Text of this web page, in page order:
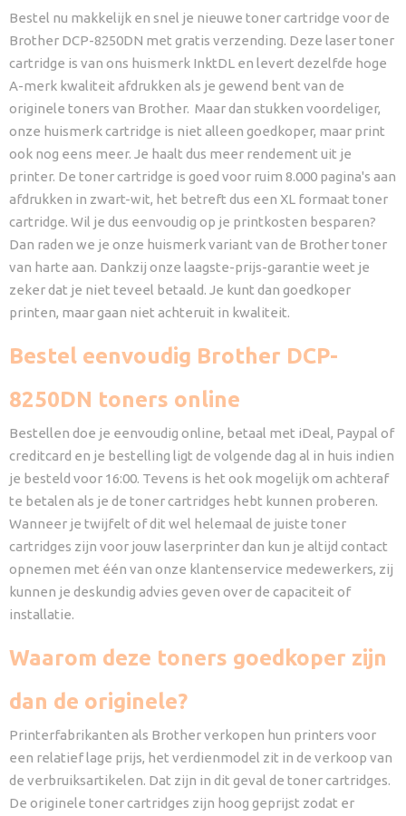
Bestel nu makkelijk en snel je nieuwe toner cartridge voor de
Brother DCP-8250DN met gratis verzending. Deze laser toner
cartridge is van ons huismerk InktDL en levert dezelfde hoge
A-merk kwaliteit afdrukken als je gewend bent van de
originele toners van Brother. Maar dan stukken voordeliger,
onze huismerk cartridge is niet alleen goedkoper, maar print
ook nog eens meer. Je haalt dus meer rendement uit je
printer. De toner cartridge is goed voor ruim 8.000 pagina's aan
afdrukken in zwart-wit, het betreft dus een XL formaat toner
cartridge. Wil je dus eenvoudig op je printkosten besparen?
Dan raden we je onze huismerk variant van de Brother toner
van harte aan. Dankzij onze laagste-prijs-garantie weet je
zeker dat je niet teveel betaald. Je kunt dan goedkoper
printen, maar gaan niet achteruit in kwaliteit.
Bestel eenvoudig Brother DCP-
8250DN toners online
Bestellen doe je eenvoudig online, betaal met iDeal, Paypal of
creditcard en je bestelling ligt de volgende dag al in huis indien
je besteld voor 16:00. Tevens is het ook mogelijk om achteraf
te betalen als je de toner cartridges hebt kunnen proberen.
Wanneer je twijfelt of dit wel helemaal de juiste toner
cartridges zijn voor jouw laserprinter dan kun je altijd contact
opnemen met één van onze klantenservice medewerkers, zij
kunnen je deskundig advies geven over de capaciteit of
installatie.
Waarom deze toners goedkoper zijn
dan de originele?
Printerfabrikanten als Brother verkopen hun printers voor
een relatief lage prijs, het verdienmodel zit in de verkoop van
de verbruiksartikelen. Dat zijn in dit geval de toner cartridges.
De originele toner cartridges zijn hoog geprijst zodat er